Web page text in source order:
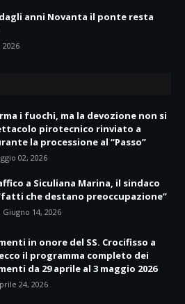
anni Novanta il ponte resta
2026
i fuochi, ma la devozione non si
pirotecnico rinviato a
la processione al “Passo”
02, 2026
a Siculiana Marina, il sindaco
che destano preoccupazione”
14, 2026
in onore del SS. Crocifisso a
il programma completo dei
da 29 aprile al 3 maggio 2026
24, 2026